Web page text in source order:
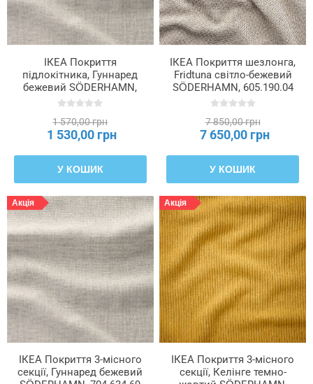
ІКЕА Покриття
підлокітника, Гуннаред
бежевий SÖDERHAMN,
104.634.67
1 570,00 грн
1 530,00 грн
У КОШИК
ІКЕА Покриття шезлонга,
Fridtuna світло-бежевий
SÖDERHAMN, 605.190.04
7 850,00 грн
7 650,00 грн
У КОШИК
Акція
ІКЕА Покриття 3-місного
секції, Гуннаред бежевий
Акція
ІКЕА Покриття 3-місного
секції, Келінге темно-